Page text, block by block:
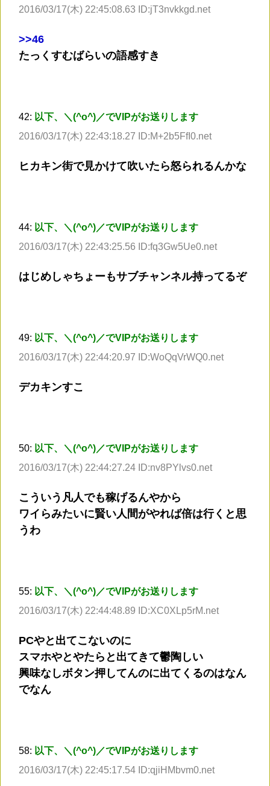
2016/03/17(木) 22:45:08.63 ID:jT3nvkkgd.net
>>46
たっくすむばらいの語感すき
42: 以下、＼(^o^)／でVIPがお送りします
2016/03/17(木) 22:43:18.27 ID:M+2b5FfI0.net
ヒカキン街で見かけて吹いたら怒られるんかな
44: 以下、＼(^o^)／でVIPがお送りします
2016/03/17(木) 22:43:25.56 ID:fq3Gw5Ue0.net
はじめしゃちょーもサブチャンネル持ってるぞ
49: 以下、＼(^o^)／でVIPがお送りします
2016/03/17(木) 22:44:20.97 ID:WoQqVrWQ0.net
デカキンすこ
50: 以下、＼(^o^)／でVIPがお送りします
2016/03/17(木) 22:44:27.24 ID:nv8PYlvs0.net
こういう凡人でも稼げるんやから
ワイらみたいに賢い人間がやれば倍は行くと思
うわ
55: 以下、＼(^o^)／でVIPがお送りします
2016/03/17(木) 22:44:48.89 ID:XC0XLp5rM.net
PCやと出てこないのに
スマホやとやたらと出てきて鬱陶しい
興味なしボタン押してんのに出てくるのはなん
でなん
58: 以下、＼(^o^)／でVIPがお送りします
2016/03/17(木) 22:45:17.54 ID:qjiHMbvm0.net